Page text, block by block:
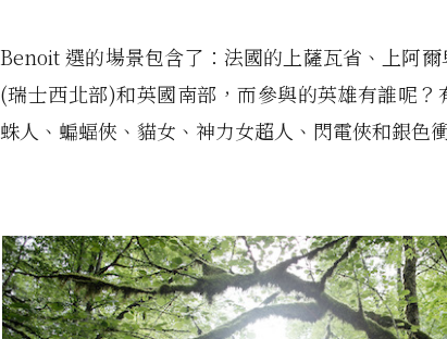
Benoit 選的場景包含了：法國的上薩瓦省、上阿
(瑞士西北部)和英國南部，而參與的英雄有誰呢
蛛人、蝙蝠俠、貓女、神力女超人、閃電俠和銀色